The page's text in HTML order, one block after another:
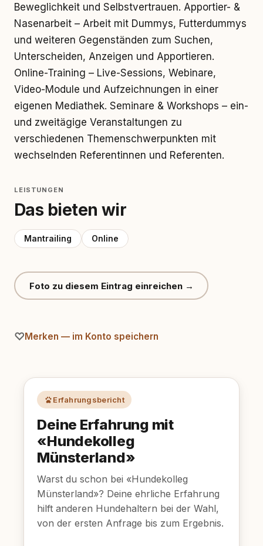
Beweglichkeit und Selbstvertrauen. Apportier- &
Nasenarbeit – Arbeit mit Dummys, Futterdummys
und weiteren Gegenständen zum Suchen,
Unterscheiden, Anzeigen und Apportieren.
Online-Training – Live-Sessions, Webinare,
Video-Module und Aufzeichnungen in einer
eigenen Mediathek. Seminare & Workshops – ein-
und zweitägige Veranstaltungen zu
verschiedenen Themenschwerpunkten mit
wechselnden Referentinnen und Referenten.
LEISTUNGEN
Das bieten wir
Mantrailing Online
Foto zu diesem Eintrag einreichen →
Merken — im Konto speichern
Erfahrungsbericht
Deine Erfahrung mit
«Hundekolleg
Münsterland»
Warst du schon bei «Hundekolleg
Münsterland»? Deine ehrliche Erfahrung
hilft anderen Hundehaltern bei der Wahl,
von der ersten Anfrage bis zum Ergebnis.